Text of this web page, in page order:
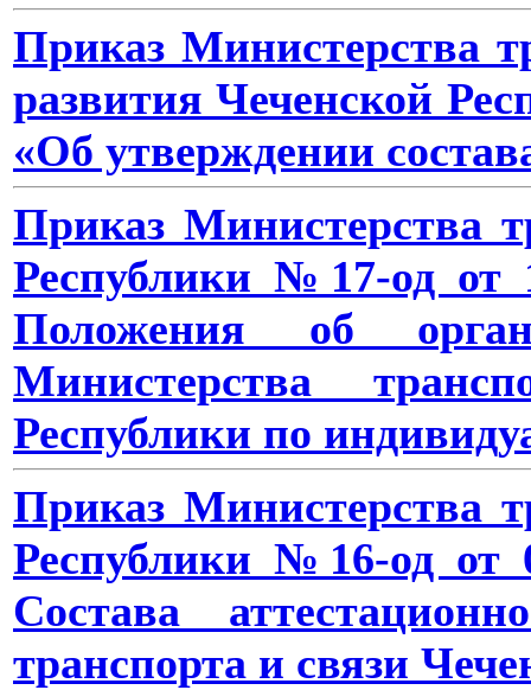
Приказ Министерства
развития Чеченской
«Об утверждении
Приказ Министерства
Республики №17-од от
Положения об
Министерства
Республики по
Приказ Министерства
Республики №16-од от
Состава
транспорта и связи